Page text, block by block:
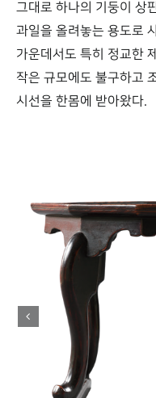
그대로 하나의 기둥이 상
과일을 올려놓는 용도로
가운데서도 특히 정교한
작은 규모에도 불구하고
시선을 한몸에 받아왔다.